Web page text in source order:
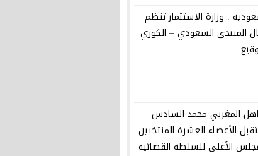
: وزارة الاستثمار تنظم
المنتدى السعودي – الكوري
المغربي محمد السادس
الأعضاء العشرة المنتخبين
الأعلى للسلطة القضائية